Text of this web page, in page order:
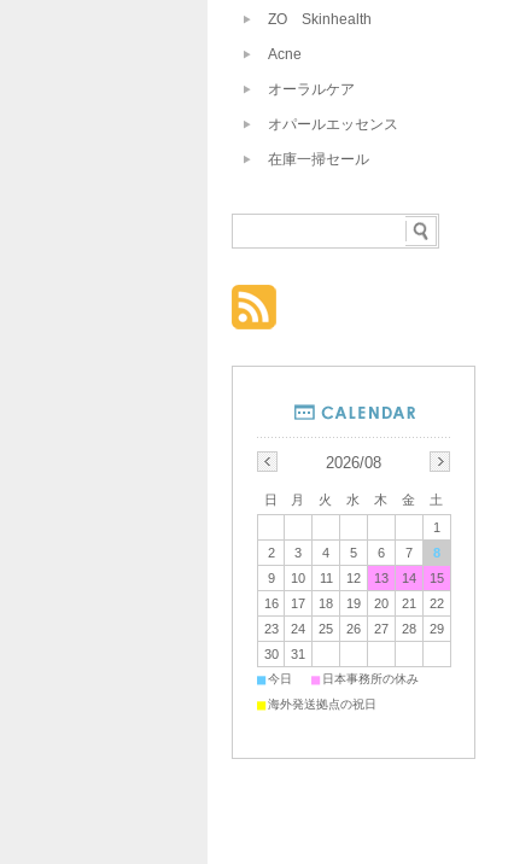
ZO Skinhealth
Acne
オーラルケア
オパールエッセンス
在庫一掃セール
2026/08
日 月 火 水 木 金
土
1
2
3 4 5 6 7
8
9
10 11 12 13 14
15
16
17 18 19 20 21
22
23
24 25 26 27 28
29
30
31
■今日 ■ 日本事務所の休み
■海外発送拠点の祝日